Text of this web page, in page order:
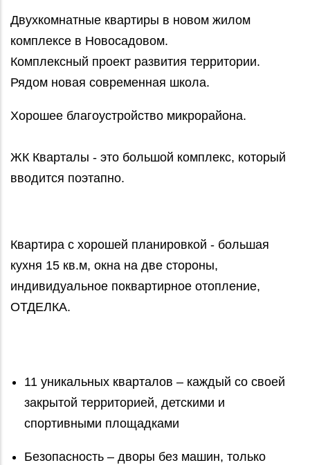
Двухкомнатные квартиры в новом жилом
комплексе в Новосадовом.
Комплексный проект развития территории.
Рядом новая современная школа.
Хорошее благоустройство микрорайона.
ЖК Кварталы - это большой комплекс, который
вводится поэтапно.
Квартира с хорошей планировкой - большая
кухня 15 кв.м, окна на две стороны,
индивидуальное поквартирное отопление,
ОТДЕЛКА.
11 уникальных кварталов – каждый со своей
закрытой территорией, детскими и
спортивными площадками
Безопасность – дворы без машин, только